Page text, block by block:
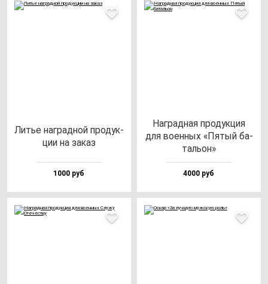
Литье наг­рад­ной про­дук­
ции на за­каз
1000 руб
Наг­рад­ная про­дук­ция
для во­ен­ных «Пятый ба­
таль­он»
4000 руб